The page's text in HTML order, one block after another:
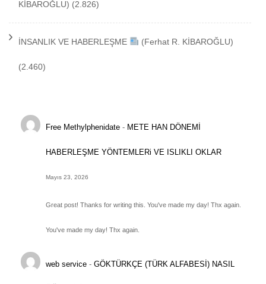
KİBAROĞLU) (2.826)
İNSANLIK VE HABERLEŞME (Ferhat R. KİBAROĞLU)
(2.460)
Free Methylphenidate - METE HAN DÖNEMİ
HABERLEŞME YÖNTEMLERi VE ISLIKLI OKLAR
Mayıs 23, 2026
Great post! Thanks for writing this. You've made my day! Thx again.
You've made my day! Thx again.
web service -GÖKTÜRKÇE (TÜRK ALFABESİ) NASIL